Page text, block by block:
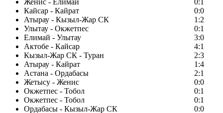
Женис - Елимай
0:1
Кайсар - Кайрат
0:0
Атырау - Кызыл-Жар СК
1:2
Улытау - Окжетпес
0:1
Елимай - Улытау
3:0
Актобе - Кайсар
4:1
Кызыл-Жар СК - Туран
2:3
Атырау - Кайрат
1:4
Астана - Ордабасы
2:1
Жетысу - Женис
0:0
Окжетпес - Тобол
0:1
Окжетпес - Тобол
0:1
Ордабасы - Кызыл-Жар СК
0:0